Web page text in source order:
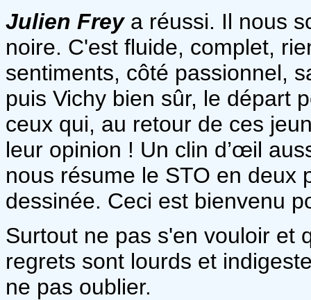
Julien Freya réussi. Il nous
noire. C'est fluide, complet,
sentiments, côté passionnel,
puis Vichy bien sûr, le départ
ceux qui, au retour de ces
leur opinion ! Un clin d’œil
nous résume le STO en deux
dessinée. Ceci est bienvenu
Surtout ne pas s'en vouloir et
regrets sont lourds et
ne pas oublier.